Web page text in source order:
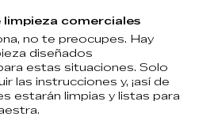
comerciales
no te preocupes. Hay
diseñados
estas situaciones. Solo
las instrucciones y, ¡así de
estarán limpias y listas para